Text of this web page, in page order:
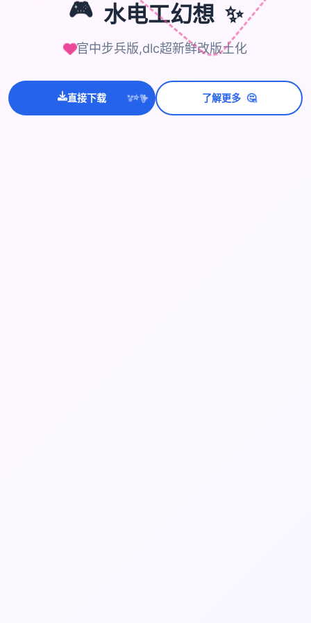
🎮 水电工幻想 ✨
官中步兵版,dlc超新鲜改版土化
直接下载 ✨
⭐💫 了解更多 🤔